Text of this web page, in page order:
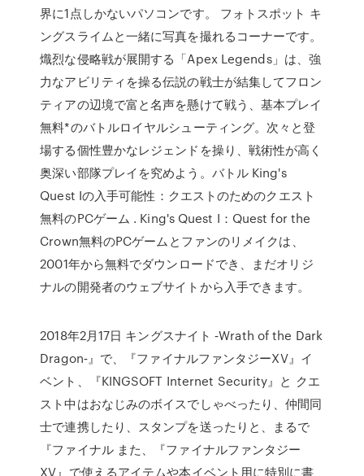
界に1点しかないパソコンです。 フォトスポット キ
ングスライムと一緒に写真を撮れるコーナーです。
熾烈な侵略戦が展開する「Apex Legends」は、強
力なアビリティを操る伝説の戦士が結集してフロン
ティアの辺境で富と名声を懸けて戦う、基本プレイ
無料*のバトルロイヤルシューティング。次々と登
場する個性豊かなレジェンドを操り、戦術性が高く
奥深い部隊プレイを究めよう。バトル King's
Quest Iの入手可能性：クエストのためのクエスト
無料のPCゲーム . King's Quest I：Quest for the
Crown無料のPCゲームとファンのリメイクは、
2001年から無料でダウンロードでき、まだオリジ
ナルの開発者のウェブサイトから入手できます。
2018年2月17日 キングスナイト ‐Wrath of the Dark
Dragon‐』で、『ファイナルファンタジーXV』イ
ベント、『KINGSOFT Internet Security』と クエ
スト中はおなじみのボイスでしゃべったり、仲間同
士で連携したり、スタンプを送ったりと、まるで
『ファイナル また、『ファイナルファンタジー
XV』で使えるアイテムや本イベント用に特別に書